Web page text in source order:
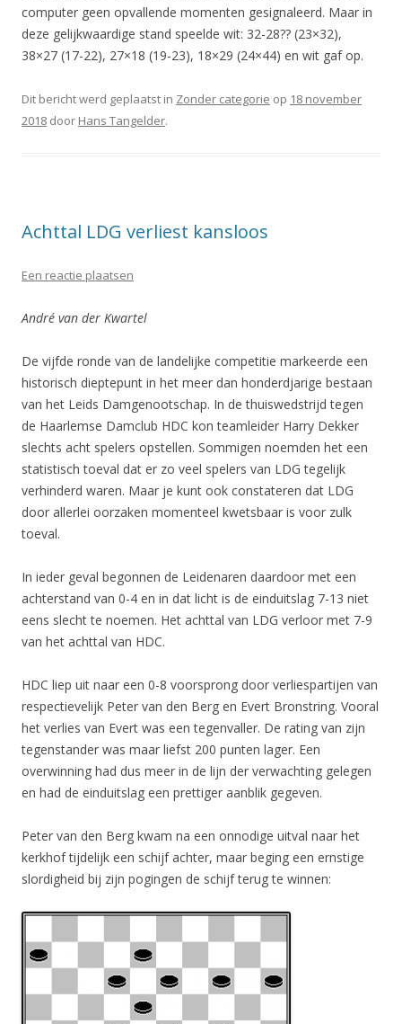
computer geen opvallende momenten gesignaleerd. Maar in
deze gelijkwaardige stand speelde wit: 32-28?? (23×32),
38×27 (17-22), 27×18 (19-23), 18×29 (24×44) en wit gaf op.
Dit bericht werd geplaatst in Zonder categorie op 18 november
2018 door Hans Tangelder.
Achttal LDG verliest kansloos
Een reactie plaatsen
André van der Kwartel
De vijfde ronde van de landelijke competitie markeerde een
historisch dieptepunt in het meer dan honderdjarige bestaan
van het Leids Damgenootschap. In de thuiswedstrijd tegen
de Haarlemse Damclub HDC kon teamleider Harry Dekker
slechts acht spelers opstellen. Sommigen noemden het een
statistisch toeval dat er zo veel spelers van LDG tegelijk
verhinderd waren. Maar je kunt ook constateren dat LDG
door allerlei oorzaken momenteel kwetsbaar is voor zulk
toeval.
In ieder geval begonnen de Leidenaren daardoor met een
achterstand van 0-4 en in dat licht is de einduitslag 7-13 niet
eens slecht te noemen. Het achttal van LDG verloor met 7-9
van het achttal van HDC.
HDC liep uit naar een 0-8 voorsprong door verliespartijen van
respectievelijk Peter van den Berg en Evert Bronstring. Vooral
het verlies van Evert was een tegenvaller. De rating van zijn
tegenstander was maar liefst 200 punten lager. Een
overwinning had dus meer in de lijn der verwachting gelegen
en had de einduitslag een prettiger aanblik gegeven.
Peter van den Berg kwam na een onnodige uitval naar het
kerkhof tijdelijk een schijf achter, maar beging een ernstige
slordigheid bij zijn pogingen de schijf terug te winnen: